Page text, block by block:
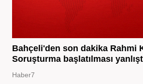
Bahçeli'den son dakika Rahmi
Soruşturma başlatılması
Haber7